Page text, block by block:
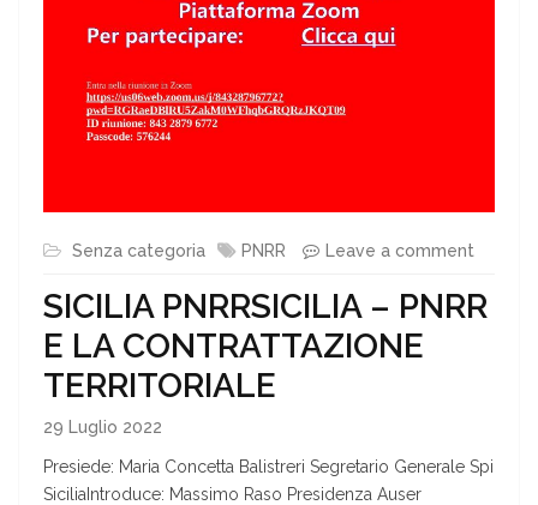
Senza categoria PNRR Leave a comment
SICILIA PNRRSICILIA – PNRR
E LA CONTRATTAZIONE
TERRITORIALE
29 Luglio 2022
Presiede: Maria Concetta Balistreri Segretario Generale Spi
SiciliaIntroduce: Massimo Raso Presidenza Auser